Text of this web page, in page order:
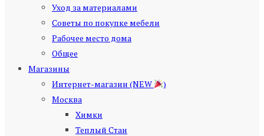
Уход за материалами
Советы по покупке мебели
Рабочее место дома
Общее
Магазины
Интернет-магазин (NEW
)
Москва
Химки
Теплый Стан